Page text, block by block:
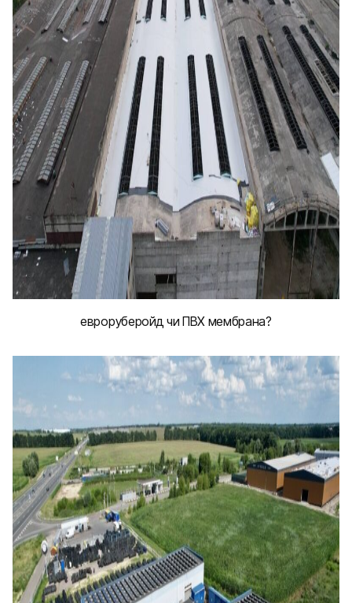
евроруберойд чи ПВХ мембрана?